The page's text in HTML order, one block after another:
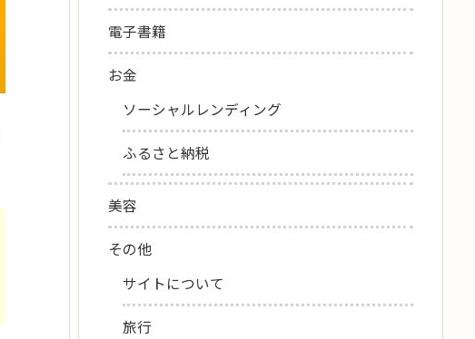
電子書籍
お金
ソーシャルレンディング
ふるさと納税
美容
その他
サイトについて
旅行